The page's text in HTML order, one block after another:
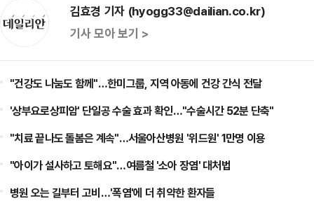
김효경 기자 (hyogg33@dailian.co.kr)
기사 모아 보기 >
"건강도 나눔도 함께"…한미그룹, 지역 아동에 건강 간식 전달
'상부요로상피암' 단일공 수술 효과 확인…"수술시간 52분 단축"
"치료 끝나도 돌봄은 계속"…서울아산병원 '위드원' 1만명 이용
"아이가 설사하고 토해요"…여름철 '소아 장염' 대처법
병원 오는 길부터 고비…'폭염'에 더 취약한 환자들